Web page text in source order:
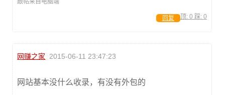
顶: 0 踩: 0
回复
网赚之家 2015-06-11 23:47:23
网站基本没什么收录，有没有外包的